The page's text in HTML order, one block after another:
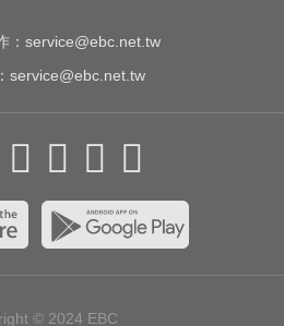
： service@ebc.net.tw
service@ebc.net.tw
© 2024 EBC